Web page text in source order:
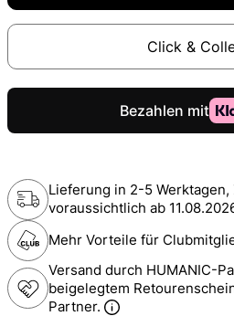
Click &
Lieferung in 2-5 Werktagen,
voraussichtlich ab
Mehr Vorteile für
Versand durch HUMANIC-
beigelegtem
Partner.